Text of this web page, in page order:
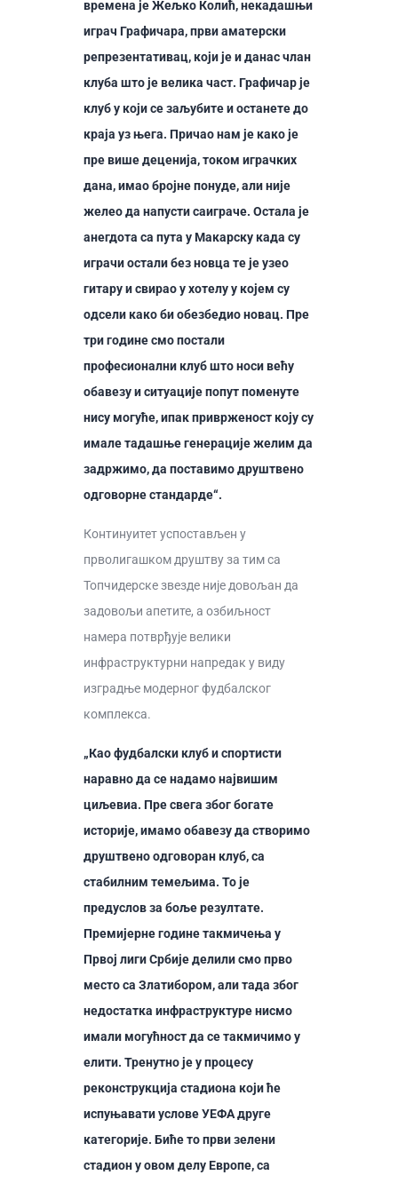
времена је Жељко Колић, некадашњи
играч Графичара, први аматерски
репрезентативац, који је и данас члан
клуба што је велика част. Графичар је
клуб у који се заљубите и останете до
краја уз њега. Причао нам је како је
пре више деценија, током играчких
дана, имао бројне понуде, али није
желео да напусти саиграче. Остала је
анегдота са пута у Макарску када су
играчи остали без новца те је узео
гитару и свирао у хотелу у којем су
одсели како би обезбедио новац. Пре
три године смо постали
професионални клуб што носи већу
обавезу и ситуације попут поменуте
нису могуће, ипак приврженост коју су
имале тадашње генерације желим да
задржимо, да поставимо друштвено
одговорне стандарде“.
Континуитет успостављен у
прволигашком друштву за тим са
Топчидерске звезде није довољан да
задовољи апетите, а озбиљност
намера потврђује велики
инфраструктурни напредак у виду
изградње модерног фудбалског
комплекса.
„Као фудбалски клуб и спортисти
наравно да се надамо највишим
циљевиа. Пре свега због богате
историје, имамо обавезу да створимо
друштвено одговоран клуб, са
стабилним темељима. То је
предуслов за боље резултате.
Премијерне године такмичења у
Првој лиги Србије делили смо прво
место са Златибором, али тада због
недостатка инфраструктуре нисмо
имали могућност да се такмичимо у
елити. Тренутно је у процесу
реконструкција стадиона који ће
испуњавати услове УЕФА друге
категорије. Биће то први зелени
стадион у овом делу Европе, са